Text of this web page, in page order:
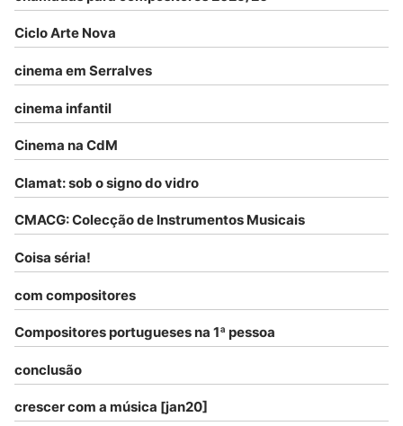
Ciclo Arte Nova
cinema em Serralves
cinema infantil
Cinema na CdM
Clamat: sob o signo do vidro
CMACG: Colecção de Instrumentos Musicais
Coisa séria!
com compositores
Compositores portugueses na 1ª pessoa
conclusão
crescer com a música [jan20]